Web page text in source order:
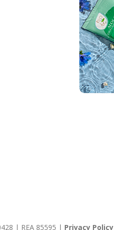
| REA 85595 | Privacy Policy